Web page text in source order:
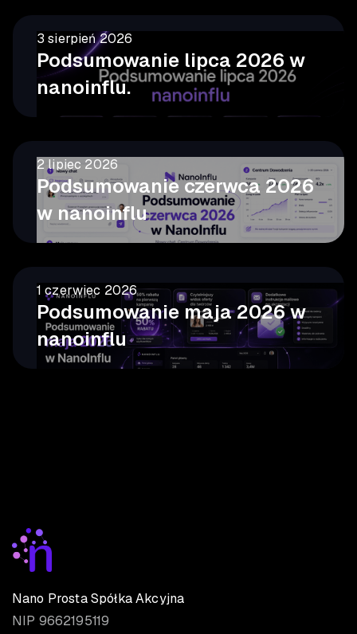
3 sierpień 2026
Podsumowanie lipca 2026 w
nanoinflu.
2 lipiec 2026
Podsumowanie czerwca 2026
w nanoinflu
1 czerwiec 2026
Podsumowanie maja 2026 w
nanoinflu
Nano Prosta Spółka Akcyjna
NIP 9662195119